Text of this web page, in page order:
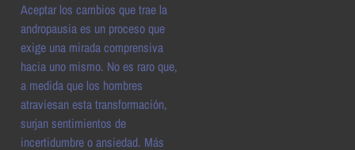
Aceptar los cambios que trae la
andropausia es un proceso que
exige una mirada comprensiva
hacia uno mismo. No es raro que,
a medida que los hombres
atraviesan esta transformación,
surjan sentimientos de
incertidumbre o ansiedad. Más